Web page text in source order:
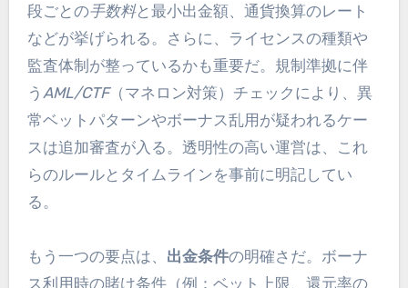
段ごとの手数料と最小出金額、通貨換算のレート
などが挙げられる。さらに、ライセンスの種類や
監査体制が整っているかも重要だ。規制準拠に伴
う AML/CTF（マネロン対策）チェックにより、異
常ベットパターンやボーナス乱用が疑われるケー
スは追加審査が入る。透明性の高い運営は、これ
らのルールとタイムラインを事前に明記してい
る。
もう一つの要点は、 出金条件の明確さだ。ボーナ
ス利用時の賭け条件（例：ベット上限、還元率の